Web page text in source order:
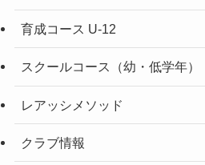
育成コース U-12
スクールコース（幼・低学年）
レアッシメソッド
クラブ情報